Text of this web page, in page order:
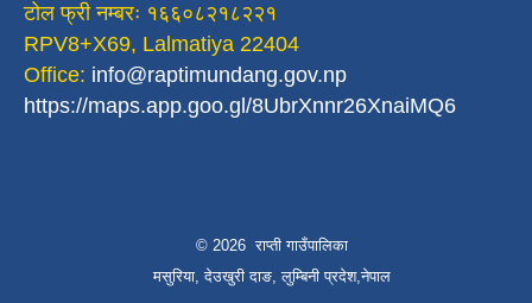
टोल फ्री नम्बरः १६६०८२१८२२१
RPV8+X69, Lalmatiya 22404
Office: info@raptimundang.gov.np
https://maps.app.goo.gl/8UbrXnnr26XnaiMQ6
© 2026 राप्ती गाउँपालिका
मसुरिया, देउखुरी दाङ, लुम्बिनी प्रदेश,नेपाल